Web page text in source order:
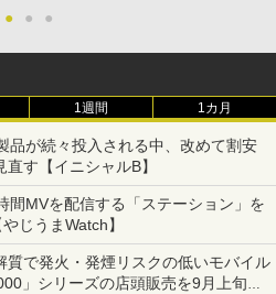
● ● ●
1週間 1カ月
品が続々投入される中、改めて割安
す【イニシャルB】
間MVを配信する「ステーション」を
じうまWatch】
質で発火・発煙リスクの低いモバイル
」シリーズの店頭販売を9月上旬に